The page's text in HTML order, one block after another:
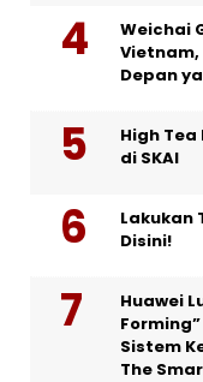
Weichai
Vietnam,
Depan
High
di SKAI
Lakukan
Disini!
Huawei
Sistem
The